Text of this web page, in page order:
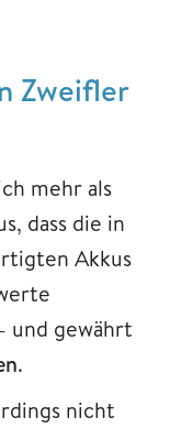
Zweifler
mehr als
dass die in
Akkus
und gewährt
.
nicht